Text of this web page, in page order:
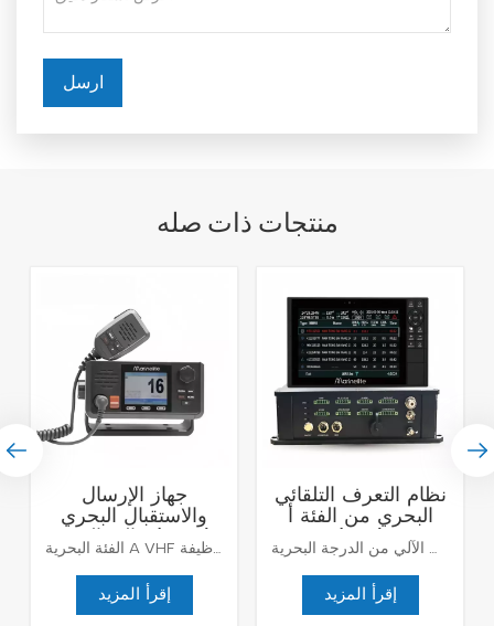
ارسل
منتجات ذات صله
جهاز الإرسال
والاستقبال البحري
عالي التردد (VHF)
الفئة البحرية A VHF يتمتع بتأثير اتصال داخلي جيد، ووظيفة DSC مدمجة، وأداء جيد مقاوم للماء، ويصل مستوى مقاومة الماء إلى lP56. يتوافق راديو VHF9000 الخاص بنا بالفعل مع MSC.1/Circ.1460/Rev.3 (قائمة القنوات المكونة من 4 أرقام)جهاز الإرسال والاستقبال البحري VHF متوافق مع لوائح ITU-R M.493-15، IMO MSC.302 (87)IMO MSC.1/CirC.1460، IMO MSC.511(105)، IEC 60945،IEC 61097-8 :1998,1EC 61097-3:2017,IEC 61097-7:2018IEC 61097-7:2018,1EC 61097-8:2011,EC 61097-8:2011,EC 61097-8:2011,1EC 61097-8:2011IEC 61097 -8:2011,EC61097-3:2017,EC61097-7:2018,EC 62923-1:2018,1EC 62923-2:2018.وظائف الساعة المزدوجة والساعة الثلاثية؛مسح القنوات ذات الأولوية؛وظيفة DSC مدمجة، قناة استقبال مخصصة لقناة CH70؛قناة طقس مدمجة لتلقي تنبيهات الطقس؛وظيفة اختيارية عالية ومنخفضة الطاقة؛واجهة البيانات لنظام BAM/lNSتشغيل المقبض وشاشة اللمسمعتمد المنتجات البحرية من قبل جمعية التصنيف الصينية (CCS)
إقرأ المزيد
نظام التعرف التلقائي
البحري من الفئة أ
(AIS)
نظام التعرف الآلي من الدرجة البحرية (AIS) تم تصميمه لتوفير معلومات في الوقت الفعلي حول موقع السفينة وسرعتها واتجاهها والبيانات المهمة الأخرى للسفن القريبة والسلطات الساحلية وأصحاب المصلحة البحريين الآخرين. تعمل هذه الأنظمة على نطاقي تردد - النطاق البحري VHF ونطاق SOTDMA (الوصول المتعدد بتقسيم الوقت ذاتي التنظيم) - مما يتيح التكامل السلس مع أنظمة الملاحة والاتصالات الحالية. بالإضافة إلى تتبع السفن وتحديد هويتها في الوقت الفعلي، توفر أنظمة AIS من الفئة A أيضًا ميزات أمان مهمة، مثل تنبيهات الاصطدام ورسائل الاستغاثة ومعلومات التوجيه الديناميكية. تعتبر هذه الميزات ضرورية لمنع الاصطدامات، وتقليل مخاطر الحوادث، وضمان التدفق الآمن والفعال لحركة المرور البحرية. علاوة على ذلك، يمكن دمج نظام AIS من الفئة A مع العديد من التقنيات الأخرى، بما في ذلك الرادار ونظام ECDIS (عرض المخطط الإلكتروني ونظام المعلومات)، واتصالات الأقمار الصناعية Inmarsat، لتوفير رؤية شاملة في الوقت الفعلي لحركات السفن وظروفها. يمكّن هذا التكامل المشغلين من اتخاذ قرارات أكثر استنارة، وإدارة حركة السفن بشكل أكثر كفاءة، والاستجابة بسرعة أكبر لأي حالة طوارئ.
إقرأ المزيد